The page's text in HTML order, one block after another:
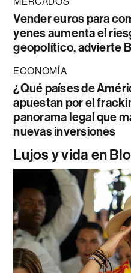
Vender euros para
yenes aumenta el
geopolítico, advierte
ECONOMÍA
¿Qué países de
apuestan por el
panorama legal que
nuevas inversiones
Lujos y vida en